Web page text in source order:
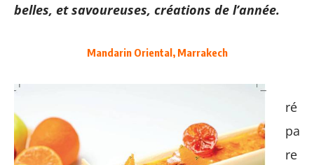
belles, et savoureuses, créations de l’année.
Mandarin Oriental, Marrakech
ré
pa
re